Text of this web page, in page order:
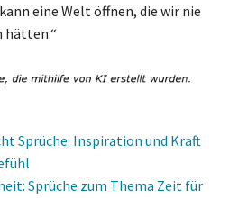
eine Welt öffnen, die wir nie
hätten.“
Sprüche: Inspiration und Kraft
Sprüche zum Thema Zeit für